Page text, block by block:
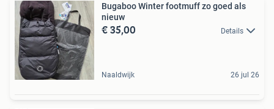
Bugaboo Winter footmuff zo goed als
nieuw
€ 35,00 Details
Naaldwijk 26 jul 26